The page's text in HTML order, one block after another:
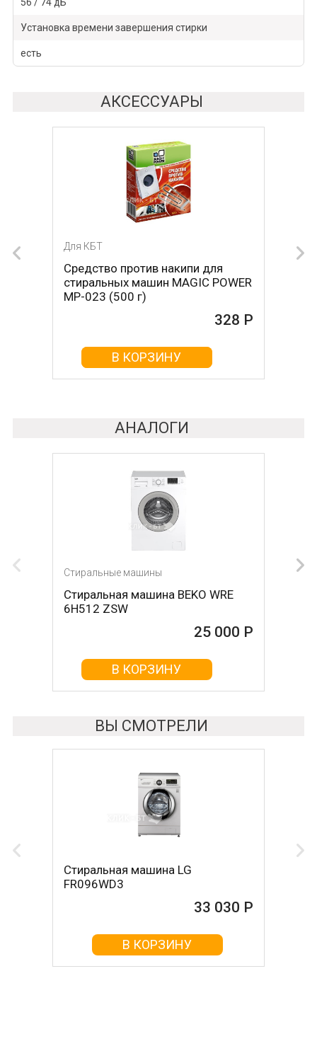
56 / 74 дБ
Установка времени завершения стирки
есть
АКСЕССУАРЫ
Для КБТ
Средство против накипи для
стиральных машин MAGIC POWER
MP-023 (500 г)
328 Р
В КОРЗИНУ
Для КБТ
Средство против накипи для
стиральных машин BON BN-023
(500 г)
161 Р
В КОРЗИНУ
АНАЛОГИ
Стиральные машины
Стиральная машина BEKO WRE
6H512 ZSW
25 000 Р
В КОРЗИНУ
Стиральные машины
Стиральная машина LG
F4J6VN0W
25 000 Р
В КОРЗИНУ
ВЫ СМОТРЕЛИ
Стиральная машина LG
FR096WD3
33 030 Р
В КОРЗИНУ